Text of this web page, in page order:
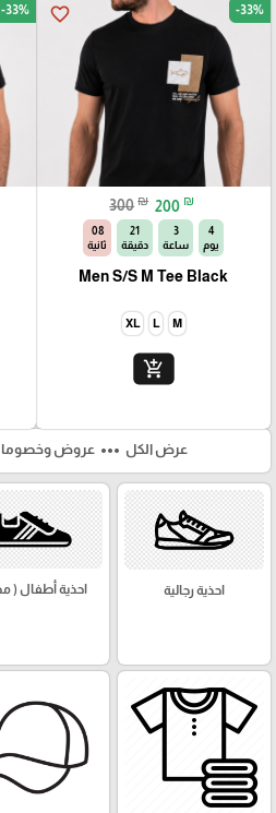
favorite_border -33%
300 ₪ 200 ₪
4
يوم
3
ساعة
21
دقيقة
06
ثانية
Men S/S M Tee Black
M
L
XL
add_shopping_cart
-33%
عرض الكل more_horiz عروض
احذية رجالية احذية أطفال (